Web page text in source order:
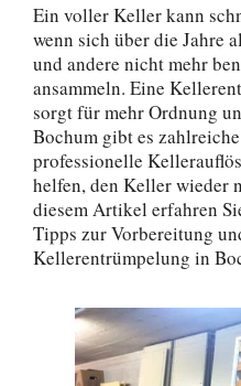
Ein voller Keller kann
wenn sich über die Jahre
und andere nicht mehr
ansammeln. Eine
sorgt für mehr Ordnung
Bochum gibt es
professionelle
helfen, den Keller wieder
diesem Artikel erfahren
Tipps zur Vorbereitung
Kellerentrümpelung in